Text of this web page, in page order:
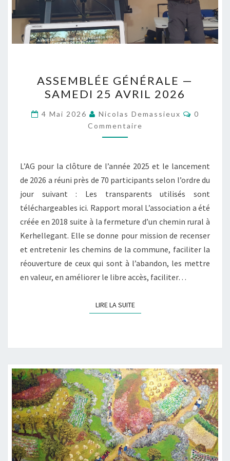
GÉNÉRALE
—
SAMEDI
25
AVRIL
ASSEMBLÉE GÉNÉRALE —
SAMEDI 25 AVRIL 2026
4 Mai 2026 Nicolas Demassieux
0
Commentaire
L’AG pour la clôture de l’année 2025 et le lancement
de 2026 a réuni près de 70 participants selon l’ordre du
jour suivant : Les transparents utilisés sont
téléchargeables ici. Rapport moral L’association a été
créée en 2018 suite à la fermeture d’un chemin rural à
Kerhellegant. Elle se donne pour mission de recenser
et entretenir les chemins de la commune, faciliter la
réouverture de ceux qui sont à l’abandon, les mettre
en valeur, en améliorer le libre accès, faciliter…
LIRE LA SUITELIRE LA SUITE